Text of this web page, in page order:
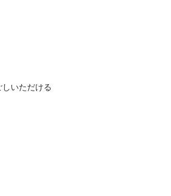
いただける